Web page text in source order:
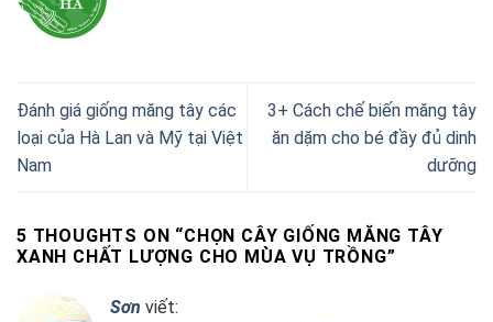
Đánh giá giống măng tây các
loại của Hà Lan và Mỹ tại Việt
Nam
3+ Cách chế biến măng tây
ăn dặm cho bé đầy đủ dinh
dưỡng
5 THOUGHTS ON “CHỌN CÂY GIỐNG MĂNG TÂY
XANH CHẤT LƯỢNG CHO MÙA VỤ TRỒNG”
Sơn viết: